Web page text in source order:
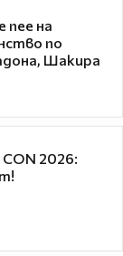
на
по
Шакира
CON 2026: